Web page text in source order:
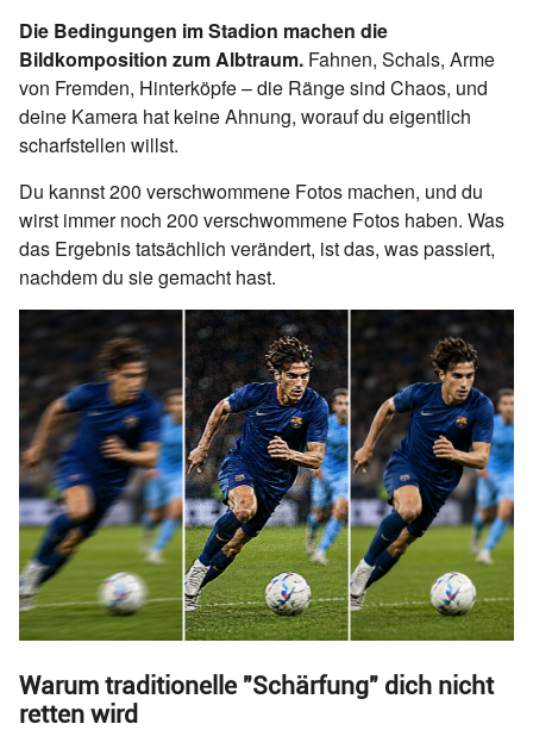
Die Bedingungen im Stadion machen die
Bildkomposition zum Albtraum. Fahnen, Schals, Arme
von Fremden, Hinterköpfe – die Ränge sind Chaos, und
deine Kamera hat keine Ahnung, worauf du eigentlich
scharfstellen willst.
Du kannst 200 verschwommene Fotos machen, und du
wirst immer noch 200 verschwommene Fotos haben. Was
das Ergebnis tatsächlich verändert, ist das, was passiert,
nachdem du sie gemacht hast.
Warum traditionelle "Schärfung" dich nicht
retten wird